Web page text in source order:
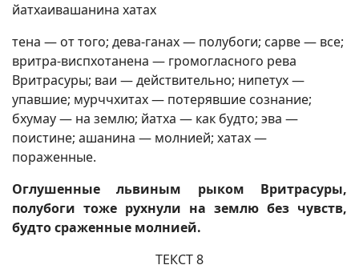
йатхаивашанина хатах
тена — от того; дева-ганах — полубоги; сарве — все;
вритра-виспхотанена — громогласного рева
Вритрасуры; ваи — действительно; нипетух —
упавшие; мурччхитах — потерявшие сознание;
бхумау — на землю; йатха — как будто; эва —
поистине; ашанина — молнией; хатах —
пораженные.
Оглушенные львиным рыком Вритрасуры,
полубоги тоже рухнули на землю без чувств,
будто сраженные молнией.
ТЕКСТ 8